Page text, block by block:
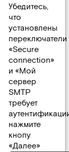
Убедитесь,
что
установлены
переключатели
«Secure
connection»
и «Мой
сервер
SMTP
требует
нажмите
кнопу
«Далее»